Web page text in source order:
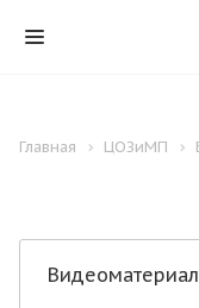
Главная ЦОЗиМП